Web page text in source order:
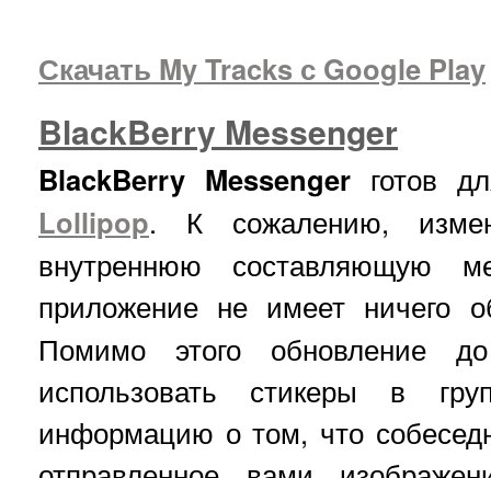
Скачать My Tracks с Google Play
BlackBerry Messenger
BlackBerry Messengerготов
Lollipop. К сожалению,
внутреннюю составляющую
приложение не имеет ничего
Помимо этого обновление
использовать стикеры в
информацию о том, что